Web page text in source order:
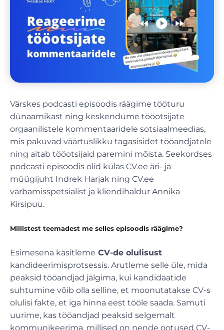
Värskes podcasti episoodis räägime tööturu
dünaamikast ning keskendume tööotsijate
orgaanilistele kommentaaridele sotsiaalmeedias,
mis pakuvad väärtuslikku tagasisidet tööandjatele
ning aitab tööotsijaid paremini mõista. Seekordses
podcasti episoodis olid külas CV.ee äri- ja
müügijuht Indrek Harjak ning CV.ee
värbamisspetsialist ja kliendihaldur Annika
Kirsipuu.
Millistest teemadest me selles episoodis räägime?
Esimesena käsitleme CV-de olulisust
kandideerimisprotsessis. Arutleme selle üle, mida
peaksid tööandjad jälgima, kui kandidaatide
suhtumine võib olla selline, et moonutatakse CV-s
olulisi fakte, et iga hinna eest tööle saada. Samuti
uurime, kas tööandjad peaksid selgemalt
kommunikeerima, millised on nende ootused CV-